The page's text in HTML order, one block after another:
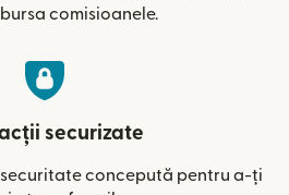
comisioanele.
securizate
concepută pentru a-ți